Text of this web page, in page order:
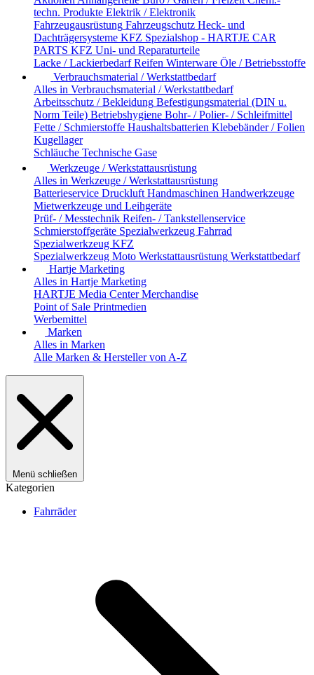
techn. Produkte Elektrik / Elektronik
Fahrzeugausrüstung Fahrzeugschutz Heck- und
Dachträgersysteme KFZ Spezialshop - HARTJE CAR
PARTS KFZ Uni- und Reparaturteile
Lacke / Lackierbedarf Reifen Winterware Öle / Betriebsstoffe
Verbrauchsmaterial / Werkstattbedarf
Alles in Verbrauchsmaterial / Werkstattbedarf
Arbeitsschutz / Bekleidung Befestigungsmaterial (DIN u.
Norm Teile) Betriebshygiene Bohr- / Polier- / Schleifmittel
Fette / Schmierstoffe Haushaltsbatterien Klebebänder / Folien
Kugellager
Schläuche Technische Gase
Werkzeuge / Werkstattausrüstung
Alles in Werkzeuge / Werkstattausrüstung
Batterieservice Druckluft Handmaschinen Handwerkzeuge
Mietwerkzeuge und Leihgeräte
Prüf- / Messtechnik Reifen- / Tankstellenservice
Schmierstoffgeräte Spezialwerkzeug Fahrrad
Spezialwerkzeug KFZ
Spezialwerkzeug Moto Werkstattausrüstung Werkstattbedarf
Hartje Marketing
Alles in Hartje Marketing
HARTJE Media Center Merchandise
Point of Sale Printmedien
Werbemittel
Marken
Alles in Marken
Alle Marken & Hersteller von A-Z
Menü schließen
Kategorien
Fahrräder